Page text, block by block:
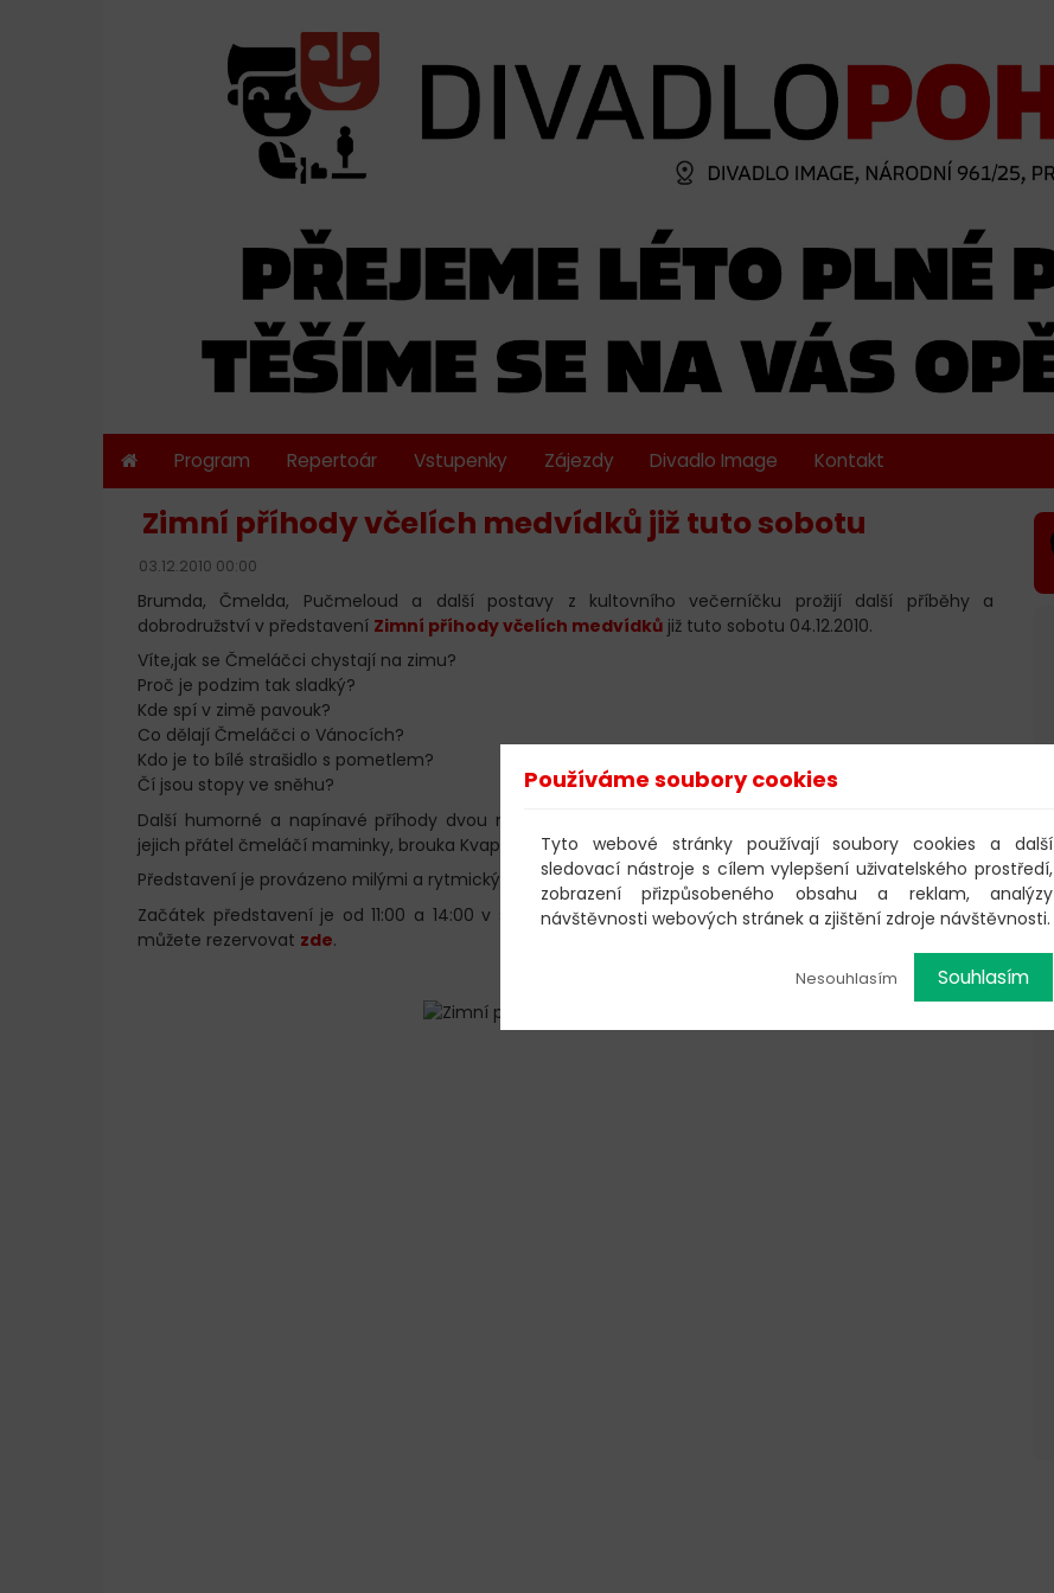
Program Repertoár Vstupenky Zájezdy Divadlo Image Kontakt
Zimní příhody včelích medvídků již tuto sobotu
03.12.2010 00:00
Brumda, Čmelda, Pučmeloud a další postavy z kultovního večerníčku prožijí další příběhy a
dobrodružství v představení Zimní příhody včelích medvídků již tuto sobotu 04.12.2010.
Víte,jak se Čmeláčci chystají na zimu?
Proč je podzim tak sladký?
Kde spí v zimě pavouk?
Co dělají Čmeláčci o Vánocích?
Kdo je to bílé strašidlo s pometlem?
Čí jsou stopy ve sněhu?
Další humorné a napínavé příhody dvou malých včelích medvídků-čmeláčků Čmeldy a Brumdy a
jejich přátel čmeláčí maminky, brouka Kvapníka, lučního koníka, mušky, pučmelouda, roháče aj.
Představení je provázeno milými a rytmickými písničkami Petra Skoumala s texty Zdeňka Svěráka.
Začátek představení je od 11:00 a 14:00 v sále divadla Metro, Národní třída 25, Praha 1. Vstupenky si
můžete rezervovat zde.
produkce
Používáme soubory cookies
Tyto webové stránky používají soubory cookies a další
sledovací nástroje s cílem vylepšení uživatelského prostředí,
zobrazení přizpůsobeného obsahu a reklam, analýzy
návštěvnosti webových stránek a zjištění zdroje návštěvnosti.
Nesouhlasím Souhlasím